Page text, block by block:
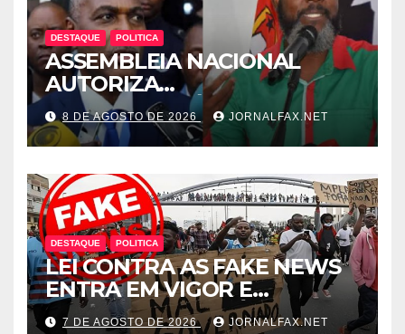
DESTAQUE POLITICA
ASSEMBLEIA NACIONAL
AUTORIZA
INTERROGATÓRIO DE
ADRIANO SAPINALA NO
CASO “CAIXA TÉRMICA” E
CHIVUKUVUKU
8 DE AGOSTO DE 2026 JORNALFAX.NET
DESTAQUE POLITICA
LEI CONTRA AS FAKE NEWS
ENTRA EM VIGOR E
ABRANGE CONTEÚDOS
7 DE AGOSTO DE 2026 JORNALFAX.NET